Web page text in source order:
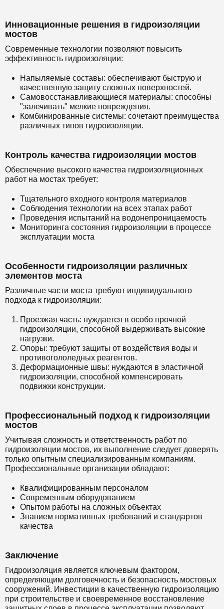
Инновационные решения в гидроизоляции
мостов
Современные технологии позволяют повысить
эффективность гидроизоляции:
Напыляемые составы: обеспечивают быструю и
качественную защиту сложных поверхностей.
Самовосстанавливающиеся материалы: способны
"залечивать" мелкие повреждения.
Комбинированные системы: сочетают преимущества
различных типов гидроизоляции.
Контроль качества гидроизоляции мостов
Обеспечение высокого качества гидроизоляционных
работ на мостах требует:
Тщательного входного контроля материалов
Соблюдения технологии на всех этапах работ
Проведения испытаний на водонепроницаемость
Мониторинга состояния гидроизоляции в процессе
эксплуатации моста
Особенности гидроизоляции различных
элементов моста
Различные части моста требуют индивидуального
подхода к гидроизоляции:
Проезжая часть: нуждается в особо прочной
гидроизоляции, способной выдерживать высокие
нагрузки.
Опоры: требуют защиты от воздействия воды и
противогололедных реагентов.
Деформационные швы: нуждаются в эластичной
гидроизоляции, способной компенсировать
подвижки конструкции.
Профессиональный подход к гидроизоляции
мостов
Учитывая сложность и ответственность работ по
гидроизоляции мостов, их выполнение следует доверять
только опытным специализированным компаниям.
Профессиональные организации обладают:
Квалифицированным персоналом
Современным оборудованием
Опытом работы на сложных объектах
Знанием нормативных требований и стандартов
качества
Заключение
Гидроизоляция является ключевым фактором,
определяющим долговечность и безопасность мостовых
сооружений. Инвестиции в качественную гидроизоляцию
при строительстве и своевременное восстановление